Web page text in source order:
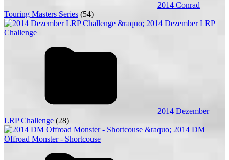
2014 Conrad
Touring Masters Series (54)
2014 Dezember
LRP Challenge (28)